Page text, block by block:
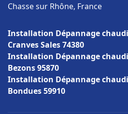
Chasse sur Rhône, France
Installation Dépannage
Cranves Sales 74380
Installation Dépannage
Bezons 95870
Installation Dépannage
Bondues 59910